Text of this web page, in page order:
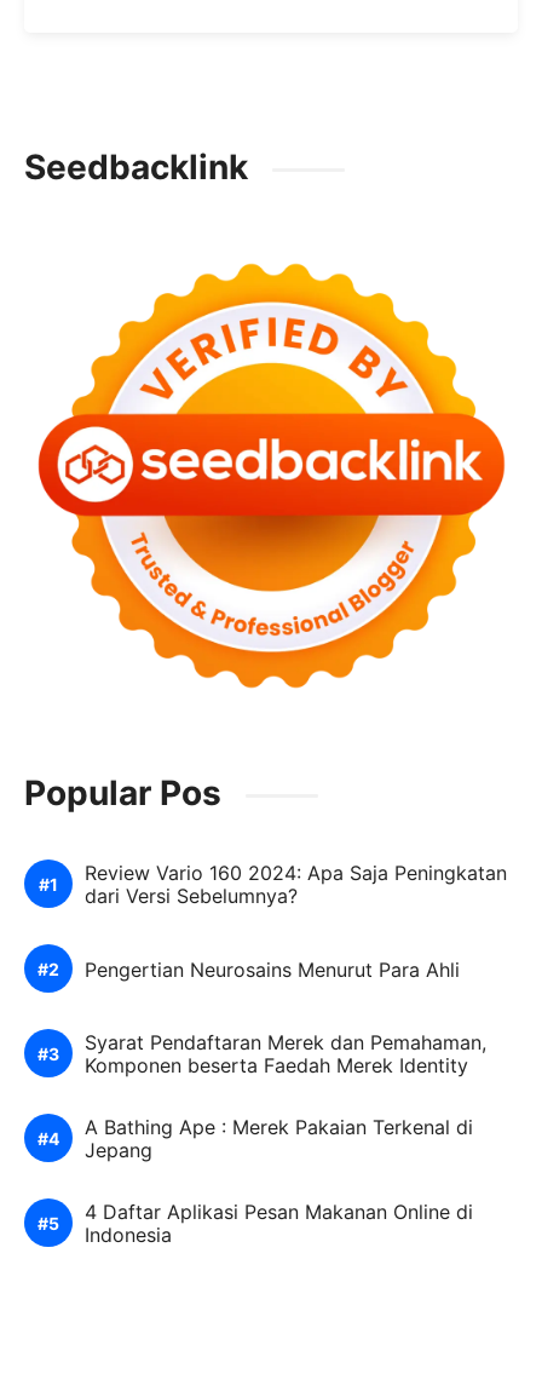
Seedbacklink
Popular Pos
Review Vario 160 2024: Apa Saja Peningkatan
dari Versi Sebelumnya?
Pengertian Neurosains Menurut Para Ahli
Syarat Pendaftaran Merek dan Pemahaman,
Komponen beserta Faedah Merek Identity
A Bathing Ape : Merek Pakaian Terkenal di
Jepang
4 Daftar Aplikasi Pesan Makanan Online di
Indonesia